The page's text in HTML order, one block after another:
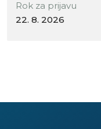
Rok za prijavu
22. 8. 2026